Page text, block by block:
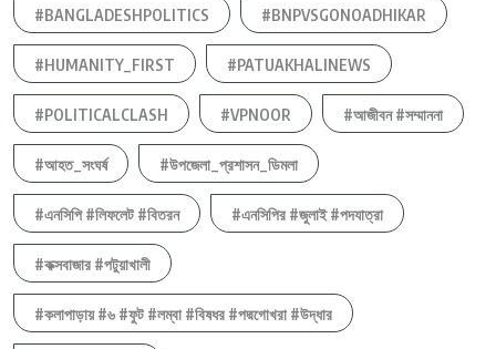
#BANGLADESHPOLITICS #BNPVSGONOADHIKAR
#HUMANITY_FIRST #PATUAKHALINEWS
#POLITICALCLASH #VPNOOR #আজীবন #সম্মাননা
#আহত_সংঘর্ষ #উপজেলা_প্রশাসন_ডিমলা
#এনসিপি #লিফলেট #বিতরন #এনসিপির #জুলাই #পদযাত্রা
#কক্সবাজার #পটুয়াখালী
#কলাপাড়ায় #৬ #ফুট #লম্বা #বিষধর #পদ্মগোখরা #উদ্ধার